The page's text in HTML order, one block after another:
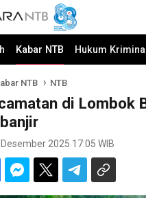
Kabar NTB Hukum Kriminal
NTB NTB
di Lombok
2025 17:05 WIB